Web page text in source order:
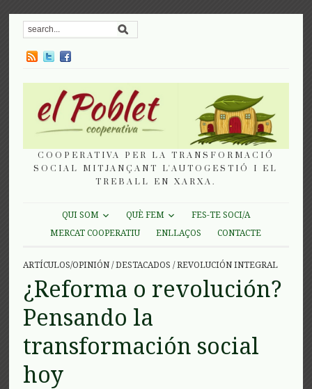
COOPERATIVA PER LA TRANSFORMACIÓ
SOCIAL MITJANÇANT L'AUTOGESTIÓ I EL
TREBALL EN XARXA.
QUI SOM QUÈ FEM
FES-TE SOCI/A
MERCAT COOPERATIU
ENLLAÇOS CONTACTE
ARTÍCULOS/OPINIÓN /DESTACADOS /REVOLUCIÓN INTEGRAL
¿Reforma o revolución?
Pensando la
transformación social
hoy